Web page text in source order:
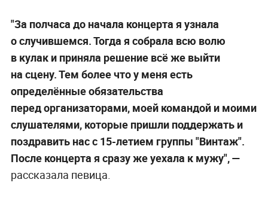
"За полчаса до начала концерта я узнала
о случившемся. Тогда я собрала всю волю
в кулак и приняла решение всё же выйти
на сцену. Тем более что у меня есть
определённые обязательства
перед организаторами, моей командой и моими
слушателями, которые пришли поддержать и
поздравить нас с 15-летием группы "Винтаж".
После концерта я сразу же уехала к мужу", —
рассказала певица.